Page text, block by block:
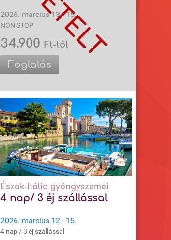
2026. március 13 - 15.
NON STOP
34.900Ft-tól
Foglalás
Észak-Itália gyöngyszemei
4 nap/ 3 éj szállással
2026. március 12 - 15.
4 nap / 3 éj szállással